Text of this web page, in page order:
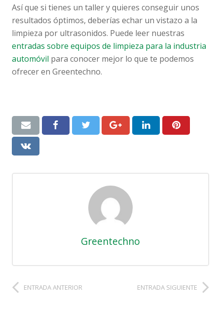
Así que si tienes un taller y quieres conseguir unos
resultados óptimos, deberías echar un vistazo a la
limpieza por ultrasonidos. Puede leer nuestras
entradas sobre equipos de limpieza para la industria
automóvil para conocer mejor lo que te podemos
ofrecer en Greentechno.
Greentechno
ENTRADA ANTERIOR ENTRADA SIGUIENTE